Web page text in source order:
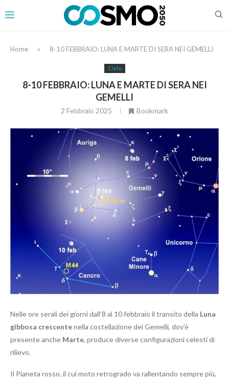
Home » 8-10 FEBBRAIO: LUNA E MARTE DI SERA NEI GEMELLI
Cielo
8-10 FEBBRAIO: LUNA E MARTE DI SERA NEI
GEMELLI
2 Febbraio 2025 Bookmark
Nelle ore serali dei giorni dall’8 al 10 febbraio il transito della Luna
gibbosa crescentenella costellazione dei Gemelli, dov’è
presente anche Marte, produce diverse configurazioni celesti di
rilievo.
Il Pianeta rosso, il cui moto retrogrado va rallentando sempre più,